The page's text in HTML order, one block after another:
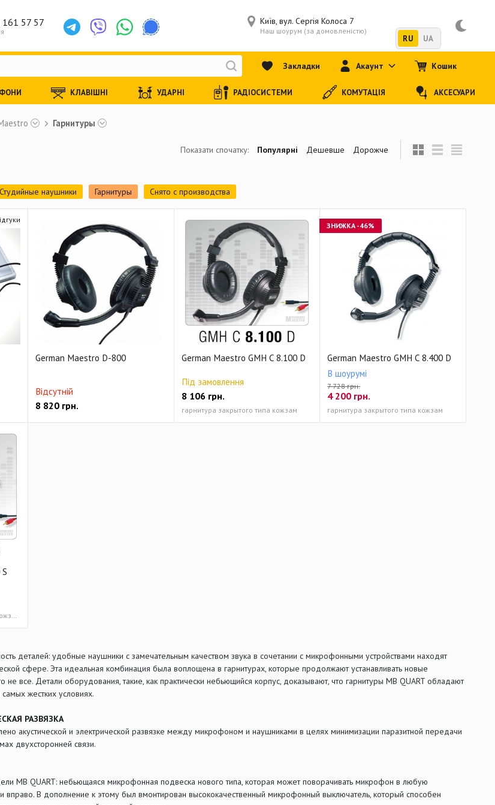
Гарнитуры
Студийные наушники Гарнитуры Снято с производства
German Maestro D-800
Відсутній
8 820грн.
German Maestro GMH C 8.100 D
Під замовлення
8 106грн.
гарнитура закрытого типа кожзам
German Maestro GMH C 8.400 D
В шоурумі
7 728 грн.
4 200 грн.
гарнитура закрытого типа кожзам
ЗНИЖКА -46%
Показати спочатку: Популярні Дешевше Дорожче
деталей: удобные наушники с замечательным качеством звука в сочетании с микрофонными устройствами находят
сфере. Эта идеальная комбинация была воплощена в гарнитурах, которые продолжают устанавливать новые
не все. Детали оборудования, такие, как практически небьющийся корпус, доказывают, что гарнитуры MB QUART обладают
жестких условиях.
РАЗВЯЗКА
акустической и электрической развязке между микрофоном и наушниками в целях минимизации паразитной передачи
двухсторонней связи.
MB QUART: небьющаяся микрофонная подвеска нового типа, которая может поворачивать микрофон в любую
В дополнение к этому был вмонтирован высококачественный микрофонный выключатель, который способен
161 57 57 Київ, вул. Сергія Колоса 7
Наш шоурум (за домовленістю)
RU UA
Закладки Акаунт Кошик
КЛАВІШНІ УДАРНІ РАДІОСИСТЕМИ КОМУТАЦІЯ АКСЕСУАРИ